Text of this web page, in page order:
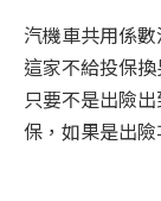
汽機車共用係數
這家不給投保換
只要不是出險
保，如果是出